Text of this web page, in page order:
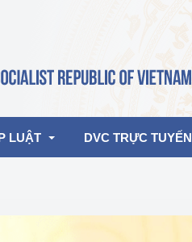
của lãnh đạo Đảng, Nhà
LUẬT DVC TRỰC TUYẾN